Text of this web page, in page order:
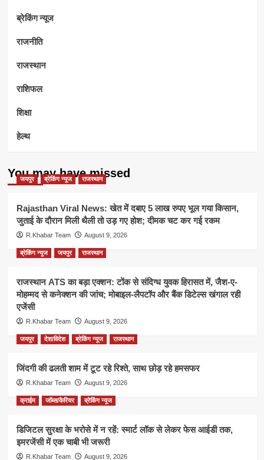
ब्रेकिंग न्यूज
राजनीति
राजस्थान
राशिफल
शिक्षा
हेल्थ
You may have missed
जयपुर ब्रेकिंग न्यूज राजस्थान
Rajasthan Viral News: खेत में दबाए 5 लाख रुपए भूल गया किसान,
जुताई के दौरान मिली थैली तो उड़ गए होश; दीमक चट कर गई रकम
R.Khabar Team August 9, 2026
ब्रेकिंग न्यूज जयपुर राजस्थान
राजस्थान ATS का बड़ा एक्शन: टोंक से संदिग्ध युवक हिरासत में, जैश-ए-
मोहम्मद से कनेक्शन की जांच; मोबाइल-लैपटॉप और बैंक डिटेल्स खंगाल रही
एजेंसी
R.Khabar Team August 9, 2026
जयपुर देश/विदेश ब्रेकिंग न्यूज राजस्थान
जिंदगी की ढलती शाम में टूट रहे रिश्ते, साथ छोड़ रहे हमसफर
R.Khabar Team August 9, 2026
क्राईम जॉब्स/कैरियर ब्रेकिंग न्यूज
डिजिटल सुरक्षा के भरोसे में न रहें: स्मार्ट लॉक से लेकर फेस आईडी तक,
इमरजेंसी में एक चाबी भी जरूरी
R.Khabar Team August 9, 2026